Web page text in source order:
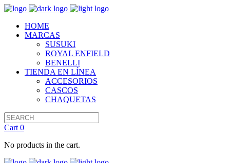
HOME
MARCAS
SUSUKI
ROYAL ENFIELD
BENELLI
TIENDA EN LÍNEA
ACCESORIOS
CASCOS
CHAQUETAS
Cart 0
No products in the cart.